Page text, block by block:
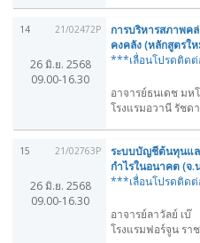
14 21/02472P
26 มิ.ย. 2568
09.00-16.30
การบริหารสภาพค
คงคลัง (หลักสูตรใ
***เลื่อนโปรดติด
อาจารย์ธนเดช มห
โรงแรมอวานี รัชด
15 21/02763P
26 มิ.ย. 2568
09.00-16.30
ระบบบัญชีต้นทุนแล
กำไรในอนาคต (จ.
***เลื่อนโปรดติด
อาจารย์ลาวัลย์ เบ๊
โรงแรมฟอร์จูน รา